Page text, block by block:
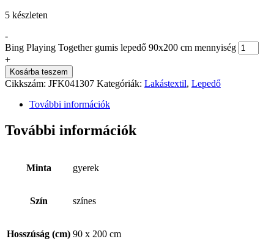
5 készleten
-
Bing Playing Together gumis lepedő 90x200 cm mennyiség
+
Kosárba teszem
Cikkszám: JFK041307 Kategóriák: Lakástextil, Lepedő
További információk
További információk
Minta gyerek
Szín színes
Hosszúság (cm) 90 x 200 cm